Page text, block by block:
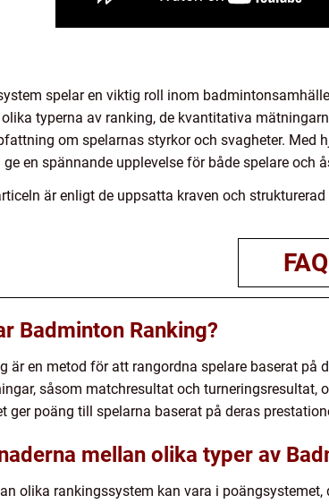
spelar en viktig roll inom
typerna av ranking, de kvantitativa
om spelarnas styrkor och svagheter.
en spännande upplevelse för både spelare och
är enligt de uppsatta kraven och
FAQ
Badminton Ranking?
är en metod för att rangordna spelare baserat på
såsom matchresultat och turneringsresultat,
ger poäng till spelarna baserat på deras
mellan olika typer av
olika rankingssystem kan vara i